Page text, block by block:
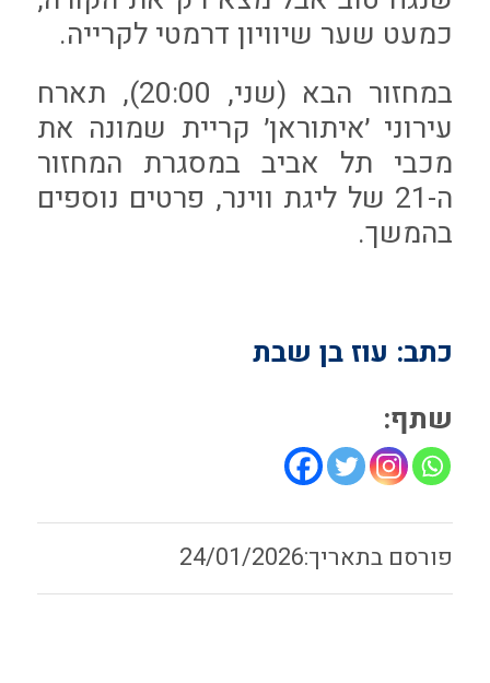
כמעט שער שיוויון דרמטי לקרייה.
במחזור הבא (שני, 20:00), תארח
עירוני ׳איתוראן׳ קריית שמונה את
מכבי תל אביב במסגרת המחזור
ה-21 של ליגת ווינר, פרטים נוספים
בהמשך.
כתב: עוז בן שבת
שתף:
24/01/2026